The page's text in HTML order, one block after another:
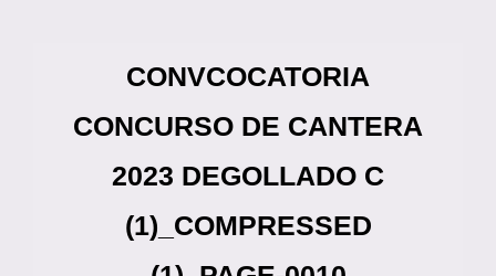
CONVCOCATORIA
CONCURSO DE CANTERA
2023 DEGOLLADO C
(1)_COMPRESSED